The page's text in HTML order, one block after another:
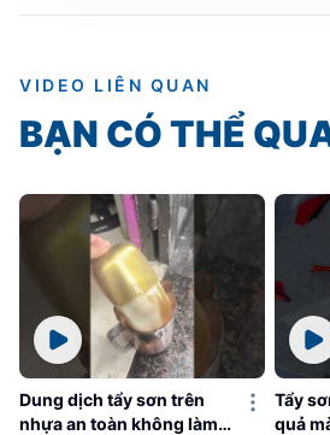
VIDEO LIÊN QUAN
BẠN CÓ THỂ
Dung dịch tẩy sơn trên
nhựa an toàn không làm
Tẩy
quả